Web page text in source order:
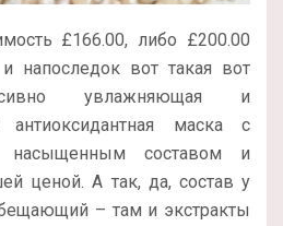
£166.00, либо £200.00
напоследок вот такая вот
увлажняющая и
антиоксидантная маска с
насыщенным составом и
ценой. А так, да, состав у
– там и экстракты